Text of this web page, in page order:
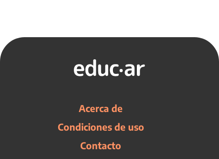
Acerca de
Condiciones de uso
Contacto